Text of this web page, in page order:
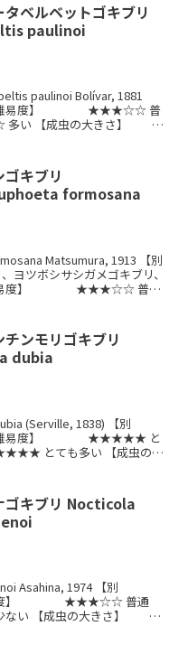
タベルベットゴキブリ
paulinoi
paulinoi Bolívar, 1881
易度】 ★★★☆☆ 普
【成虫の大きさ】
ゴキブリ
formosana
Matsumura, 1913 【別
シサシガメゴキブリ、
育難易度】 ★★★☆☆ 普通
チンモリゴキブリ
dubia
(Serville, 1838) 【別
易度】 ★★★★★ と
とても多い 【成虫の大
ゴキブリ Nocticola
Asahina, 1974 【別
】 ★★★☆☆ 普通
【成虫の大きさ】